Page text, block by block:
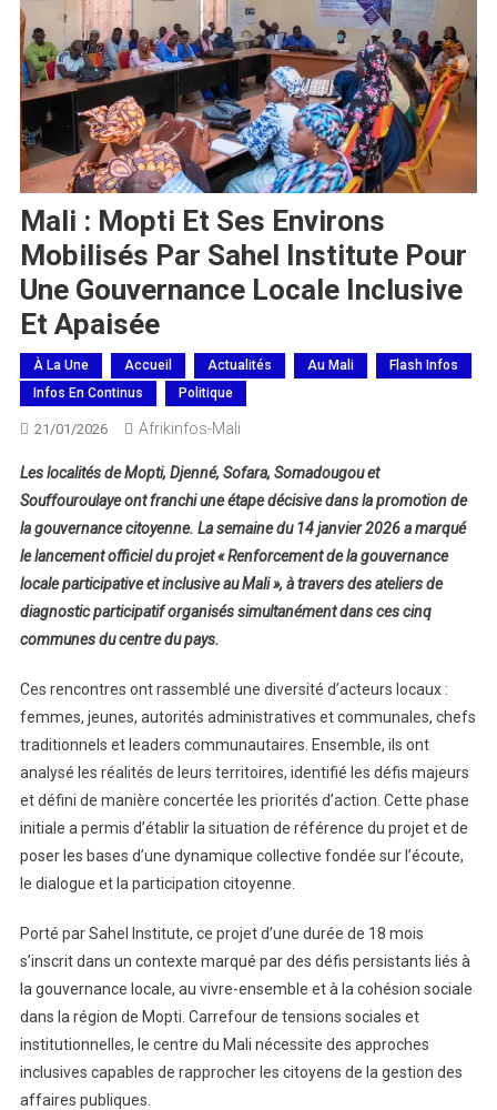
Mali : Mopti Et Ses Environs
Mobilisés Par Sahel Institute Pour
Une Gouvernance Locale Inclusive
Et Apaisée
À La Une Accueil Actualités Au Mali
Flash Infos
Infos En Continus
Politique
21/01/2026 Afrikinfos-Mali
Les localités de Mopti, Djenné, Sofara, Somadougou et
Souffouroulaye ont franchi une étape décisive dans la promotion de
la gouvernance citoyenne. La semaine du 14 janvier 2026 a marqué
le lancement officiel du projet « Renforcement de la gouvernance
locale participative et inclusive au Mali », à travers des ateliers de
diagnostic participatif organisés simultanément dans ces cinq
communes du centre du pays.
Ces rencontres ont rassemblé une diversité d’acteurs locaux :
femmes, jeunes, autorités administratives et communales, chefs
traditionnels et leaders communautaires. Ensemble, ils ont
analysé les réalités de leurs territoires, identifié les défis majeurs
et défini de manière concertée les priorités d’action. Cette phase
initiale a permis d’établir la situation de référence du projet et de
poser les bases d’une dynamique collective fondée sur l’écoute,
le dialogue et la participation citoyenne.
Porté par Sahel Institute, ce projet d’une durée de 18 mois
s’inscrit dans un contexte marqué par des défis persistants liés à
la gouvernance locale, au vivre-ensemble et à la cohésion sociale
dans la région de Mopti. Carrefour de tensions sociales et
institutionnelles, le centre du Mali nécessite des approches
inclusives capables de rapprocher les citoyens de la gestion des
affaires publiques.